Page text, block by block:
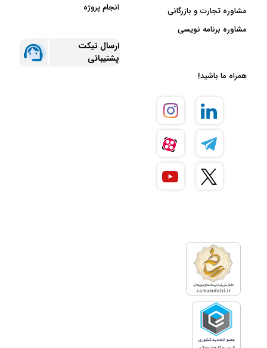
مشاوره تجارت و بازرگانی
مشاوره برنامه نویسی
انجام پروژه
ارسال تیکت
پشتیبانی
همراه ما باشید!